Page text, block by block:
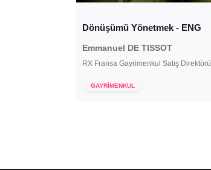
Dönüşümü Yönetmek - ENG
Emmanuel DE TISSOT
RX Fransa Gayrimenkul Satış Direktörü
GAYRİMENKUL